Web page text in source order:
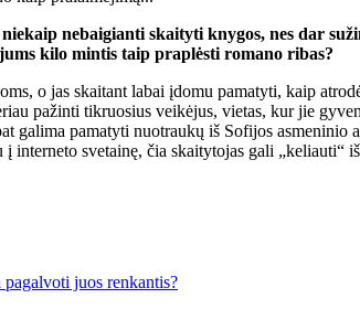
nebaigianti skaityti knygos, nes dar
kilo mintis taip praplėsti romano ribas?
o jas skaitant labai įdomu pamatyti, kaip
pažinti tikruosius veikėjus, vietas, kur jie
galima pamatyti nuotraukų iš Sofijos
interneto svetainę, čia skaitytojas gali „keliauti“